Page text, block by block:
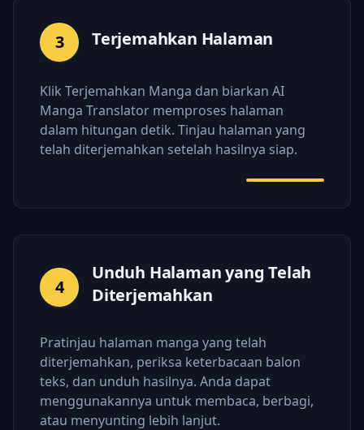
3 Terjemahkan Halaman
Klik Terjemahkan Manga dan biarkan AI
Manga Translator memproses halaman
dalam hitungan detik. Tinjau halaman yang
telah diterjemahkan setelah hasilnya siap.
4
Unduh Halaman yang Telah
Diterjemahkan
Pratinjau halaman manga yang telah
diterjemahkan, periksa keterbacaan balon
teks, dan unduh hasilnya. Anda dapat
menggunakannya untuk membaca, berbagi,
atau menyunting lebih lanjut.